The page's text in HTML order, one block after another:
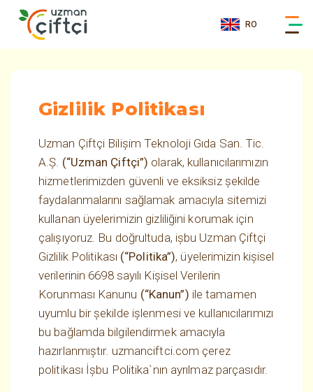
RO
Gizlilik Politikası
Uzman Çiftçi Bilişim Teknoloji Gıda San. Tic.
A.Ş. (“Uzman Çiftçi”) olarak, kullanıcılarımızın
hizmetlerimizden güvenli ve eksiksiz şekilde
faydalanmalarını sağlamak amacıyla sitemizi
kullanan üyelerimizin gizliliğini korumak için
çalışıyoruz. Bu doğrultuda, işbu Uzman Çiftçi
Gizlilik Politikası (“Politika”), üyelerimizin kişisel
verilerinin 6698 sayılı Kişisel Verilerin
Korunması Kanunu (“Kanun”) ile tamamen
uyumlu bir şekilde işlenmesi ve kullanıcılarımızı
bu bağlamda bilgilendirmek amacıyla
hazırlanmıştır. uzmanciftci.com çerez
politikası İşbu Politika`nın ayrılmaz parçasıdır.